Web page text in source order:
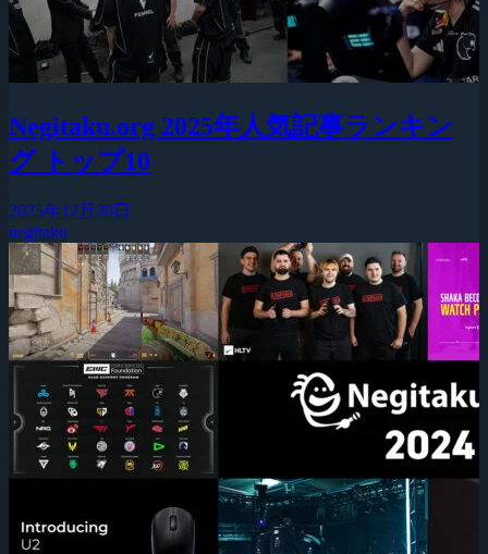
Negitaku.org 2025年人気記事ランキン
グ トップ10
2025年12月30日
negitaku